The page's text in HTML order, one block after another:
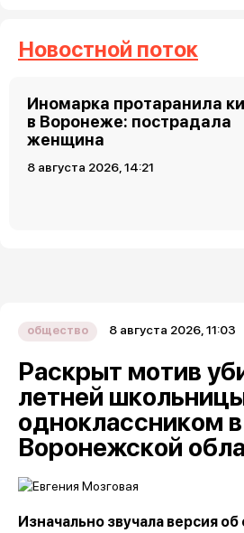
Новостной поток
Иномарка протаранила
в Воронеже: пострадала
женщина
8 августа 2026, 14:21
общество 8 августа 2026, 11:03
Раскрыт мотив
летней
одноклассником в
Воронежской
Изначально звучала версия